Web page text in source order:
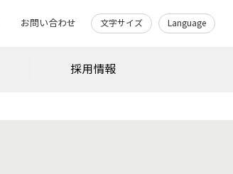
お問い合わせ 文字サイズ Language
採用情報